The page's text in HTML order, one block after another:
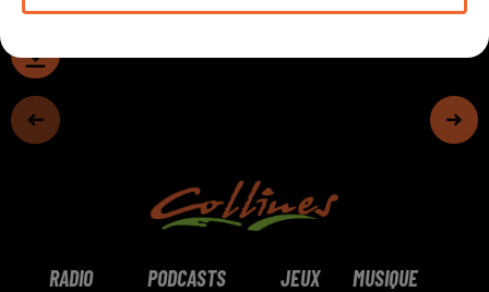
RADIO PODCASTS JEUX MUSIQUE